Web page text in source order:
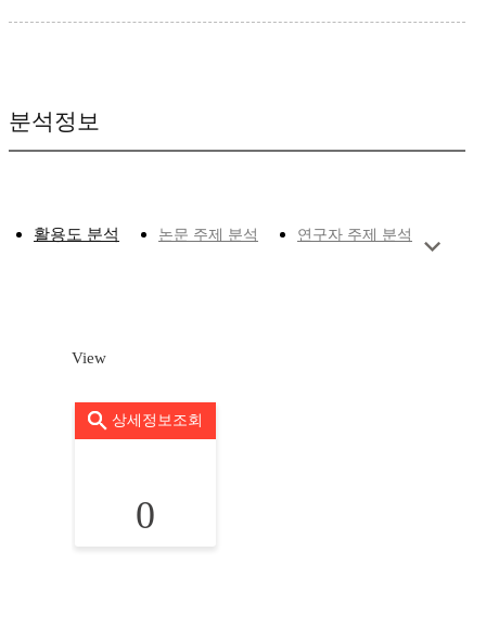
분석정보
활용도 분석 논문 주제 분석 연구자 주제 분석
View
상세정보조회
0